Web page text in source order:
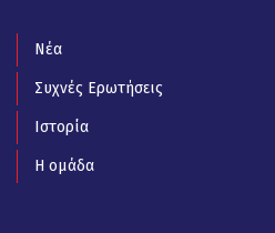
Νέα
Συχνές Ερωτήσεις
Ιστορία
Η ομάδα